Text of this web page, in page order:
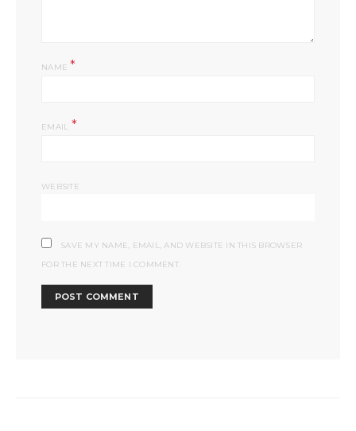
NAME*
EMAIL *
WEBSITE
SAVE MY NAME, EMAIL, AND WEBSITE IN THIS BROWSER
FOR THE NEXT TIME I COMMENT.